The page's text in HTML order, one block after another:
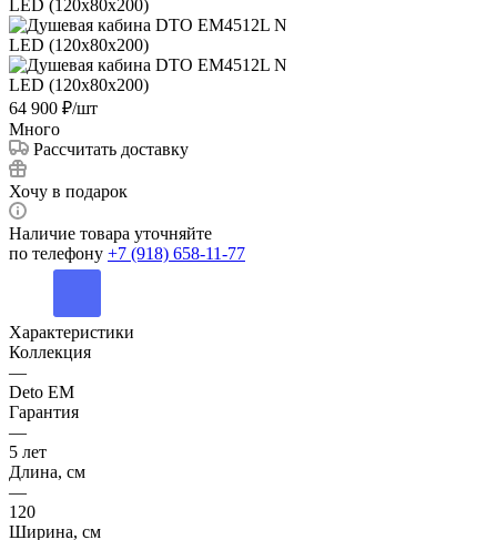
64 900 ₽/шт
Много
Рассчитать доставку
Хочу в подарок
Наличие товара уточняйте
по телефону +7 (918) 658-11-77
Характеристики
Коллекция
—
Deto ЕМ
Гарантия
—
5 лет
Длина, см
—
120
Ширина, см